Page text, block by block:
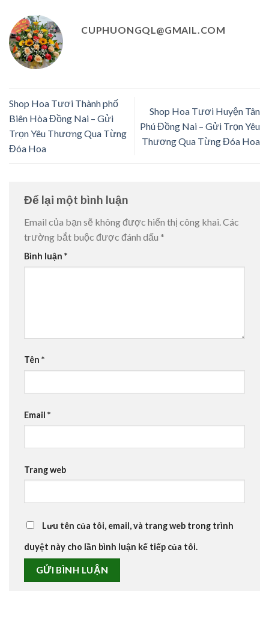
CUPHUONGQL@GMAIL.COM
Shop Hoa Tươi Thành phố
Biên Hòa Đồng Nai – Gửi
Trọn Yêu Thương Qua Từng
Đóa Hoa
Shop Hoa Tươi Huyện Tân
Phú Đồng Nai – Gửi Trọn Yêu
Thương Qua Từng Đóa Hoa
Để lại một bình luận
Email của bạn sẽ không được hiển thị công khai.Các
trường bắt buộc được đánh dấu *
Bình luận *
Tên *
Email *
Trang web
Lưu tên của tôi, email, và trang web trong trình
duyệt này cho lần bình luận kế tiếp của tôi.